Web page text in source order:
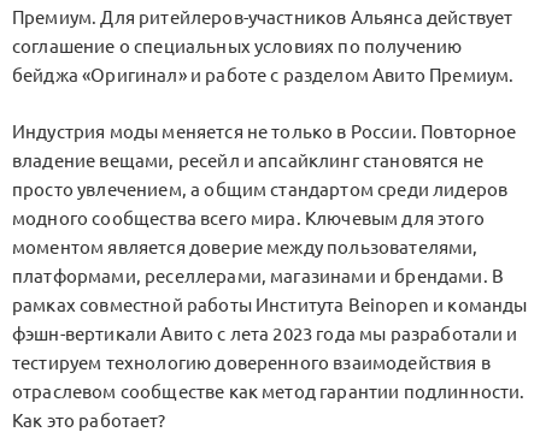
Премиум. Для ритейлеров-участников Альянса действует
соглашение о специальных условиях по получению
бейджа «Оригинал» и работе с разделом Авито Премиум.
Индустрия моды меняется не только в России. Повторное
владение вещами, ресейл и апсайклинг становятся не
просто увлечением, а общим стандартом среди лидеров
модного сообщества всего мира. Ключевым для этого
моментом является доверие между пользователями,
платформами, реселлерами, магазинами и брендами. В
рамках совместной работы Института Beinopen и команды
фэшн-вертикали Авито с лета 2023 года мы разработали и
тестируем технологию доверенного взаимодействия в
отраслевом сообществе как метод гарантии подлинности.
Как это работает?